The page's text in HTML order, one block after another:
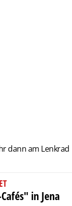
dann am Lenkrad
in Jena